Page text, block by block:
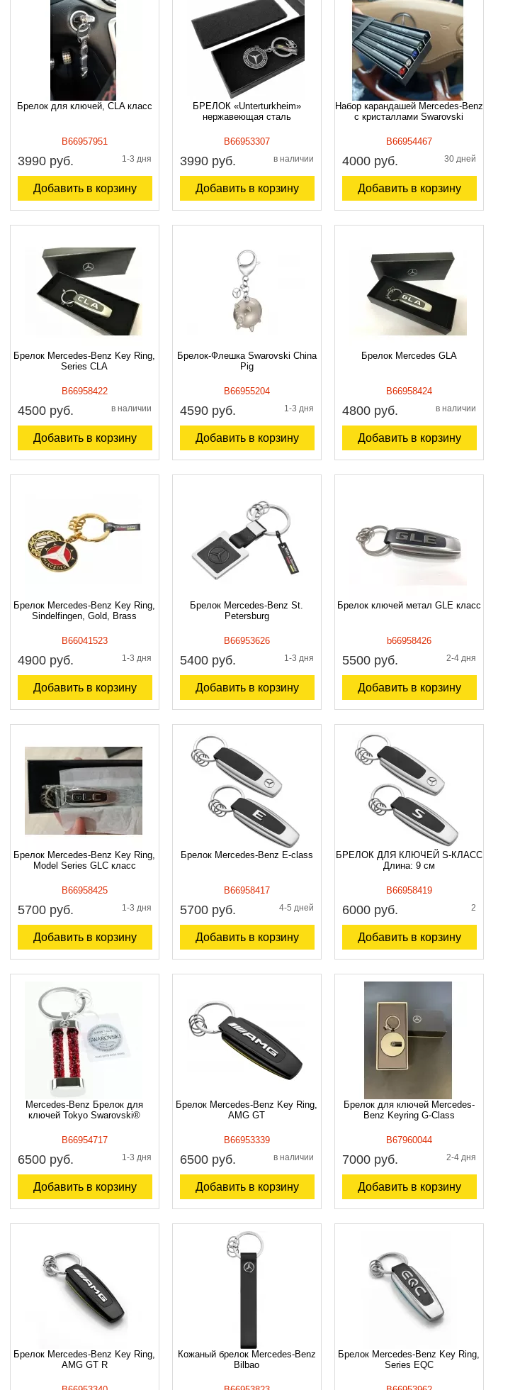
Брелок для ключей, CLA класс
B66957951
3990 руб. 1-3 дня
Добавить в корзину
БРЕЛОК «Unterturkheim»
нержавеющая сталь
B66953307
3990 руб. в наличии
Добавить в корзину
Набор карандашей Mercedes-Benz
с кристаллами Swarovski
B66954467
4000 руб. 30 дней
Добавить в корзину
Брелок Mercedes-Benz Key Ring,
Series CLA
B66958422
4500 руб. в наличии
Добавить в корзину
Брелок-Флешка Swarovski China
Pig
B66955204
4590 руб. 1-3 дня
Добавить в корзину
Брелок Mercedes GLA
B66958424
4800 руб. в наличии
Добавить в корзину
Брелок Mercedes-Benz Key Ring,
Sindelfingen, Gold, Brass
B66041523
4900 руб. 1-3 дня
Добавить в корзину
Брелок Mercedes-Benz St.
Petersburg
B66953626
5400 руб. 1-3 дня
Добавить в корзину
Брелок ключей метал GLE класс
b66958426
5500 руб. 2-4 дня
Добавить в корзину
Брелок Mercedes-Benz Key Ring,
Model Series GLC класс
B66958425
5700 руб. 1-3 дня
Добавить в корзину
Брелок Mercedes-Benz E-class
B66958417
5700 руб. 4-5 дней
Добавить в корзину
БРЕЛОК ДЛЯ КЛЮЧЕЙ S-КЛАСС
Длина: 9 см
B66958419
6000 руб. 2
Добавить в корзину
Mercedes-Benz Брелок для
ключей Tokyo Swarovski®
B66954717
6500 руб. 1-3 дня
Добавить в корзину
Брелок Mercedes-Benz Key Ring,
AMG GT
B66953339
6500 руб. в наличии
Добавить в корзину
Брелок для ключей Mercedes-
Benz Keyring G-Class
B67960044
7000 руб. 2-4 дня
Добавить в корзину
Брелок Mercedes-Benz Key Ring,
AMG GT R
Кожаный брелок Mercedes-Benz
Bilbao
Брелок Mercedes-Benz Key Ring,
Series EQC